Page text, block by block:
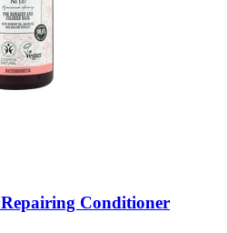
Repairing Conditioner